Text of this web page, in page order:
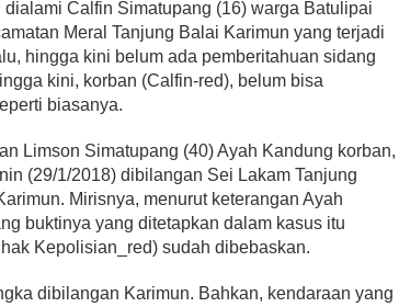
Calfin Simatupang (16) warga Batulipai
Meral Tanjung Balai Karimun yang terjadi
hingga kini belum ada pemberitahuan sidang
kini, korban (Calfin-red), belum bisa
biasanya.
Limson Simatupang (40) Ayah Kandung korban,
(29/1/2018) dibilangan Sei Lakam Tanjung
Mirisnya, menurut keterangan Ayah
buktinya yang ditetapkan dalam kasus itu
Kepolisian_red) sudah dibebaskan.
dibilangan Karimun. Bahkan, kendaraan yang